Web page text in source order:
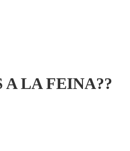
A LA FEINA??